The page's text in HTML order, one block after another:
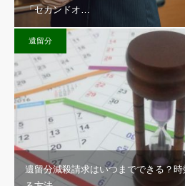
「セカンドオ…
遺留分
遺留分減殺請求はいつまでできる？